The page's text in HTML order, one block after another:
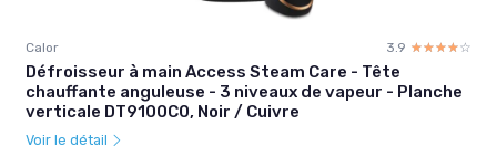
Calor 3.9 ☆☆☆☆☆
★★★★★
Défroisseur à main Access Steam Care - Tête
chauffante anguleuse - 3 niveaux de vapeur - Planche
verticale DT9100C0, Noir / Cuivre
Voir le détail